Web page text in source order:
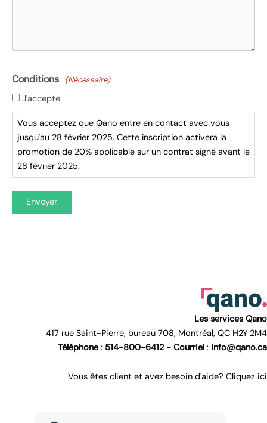
Conditions (Nécessaire)
J'accepte
Vous acceptez que Qano entre en contact avec vous
jusqu'au 28 février 2025. Cette inscription activera la
promotion de 20% applicable sur un contrat signé avant le
28 février 2025.
Envoyer
Les services Qano
417 rue Saint-Pierre, bureau 708, Montréal, QC H2Y 2M4
Téléphone: 514-800-6412 - Courriel : info@qano.ca
Vous êtes client et avez besoin d'aide? Cliquez ici